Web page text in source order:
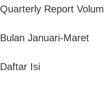
Quarterly Report
Bulan Januari-Maret
Daftar Isi